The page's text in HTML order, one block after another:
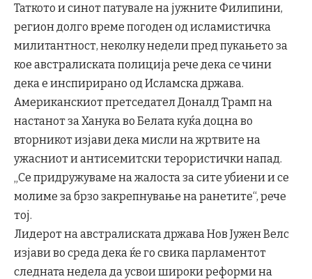
Таткото и синот патувале на јужните Филипини,
регион долго време погоден од исламистичка
милитантност, неколку недели пред пукањето за
кое австралиската полиција рече дека се чини
дека е инспирирано од Исламска држава.
Американскиот претседател Доналд Трамп на
настанот за Ханука во Белата куќа доцна во
вторникот изјави дека мисли на жртвите на
ужасниот и антисемитски терористички напад.
„Се придружуваме на жалоста за сите убиени и се
молиме за брзо закрепнување на ранетите“, рече
тој.
Лидерот на австралиската држава Нов Јужен Велс
изјави во среда дека ќе го свика парламентот
следната недела да усвои широки реформи на